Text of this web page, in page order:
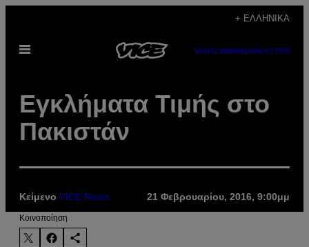
περιεχόμενο
+ ΕΛΛΗΝΙΚΆ
Ανοίξτε
SUBSCRIBENEWSLETTER
Εγκλήματα Τιμής στο
Πακιστάν
Κείμενο VICE News 21 Φεβρουαρίου, 2016, 9:00μμ
Kοινοποίηση